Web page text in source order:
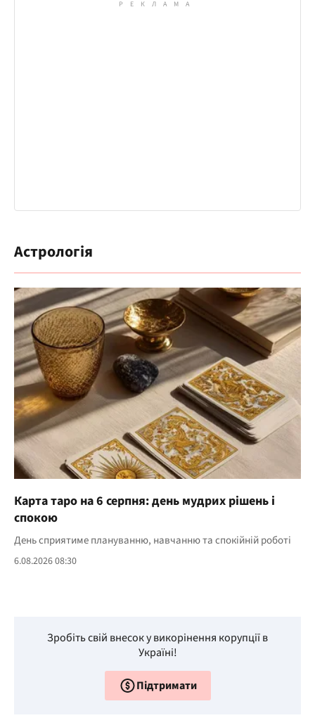
Астрологія
Карта таро на 6 серпня: день мудрих рішень і
спокою
День сприятиме плануванню, навчанню та спокійній роботі
6.08.2026 08:30
Зробіть свій внесок у викорінення корупції в
Україні!
Підтримати